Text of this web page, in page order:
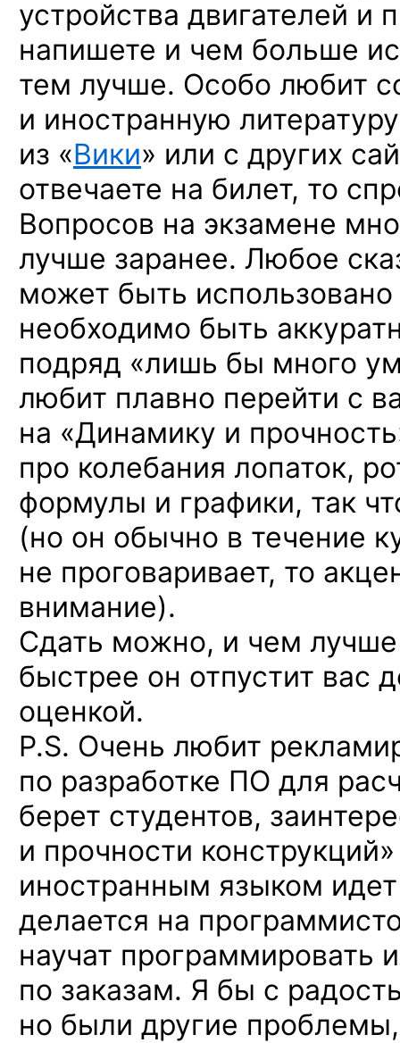
устройства двигателей
напишете и чем больше
тем лучше. Особо любит
и иностранную
из «Вики» или с других
отвечаете на билет, то
Вопросов на экзамене
лучше заранее. Любое
может быть использовано
необходимо быть
подряд «лишь бы много
любит плавно перейти с
на «Динамику и
про колебания лопаток,
формулы и графики, так
(но он обычно в течение
не проговаривает, то
внимание).
Сдать можно, и чем
быстрее он отпустит вас
оценкой.
P.S. Очень любит
по разработке ПО для
берет студентов,
и прочности
иностранным языком
делается на
научат программировать
по заказам. Я бы с
но были другие